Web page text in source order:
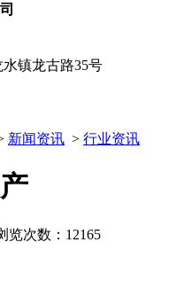
镇龙古路35号
新闻资讯 > 行业资讯
览次数：12165